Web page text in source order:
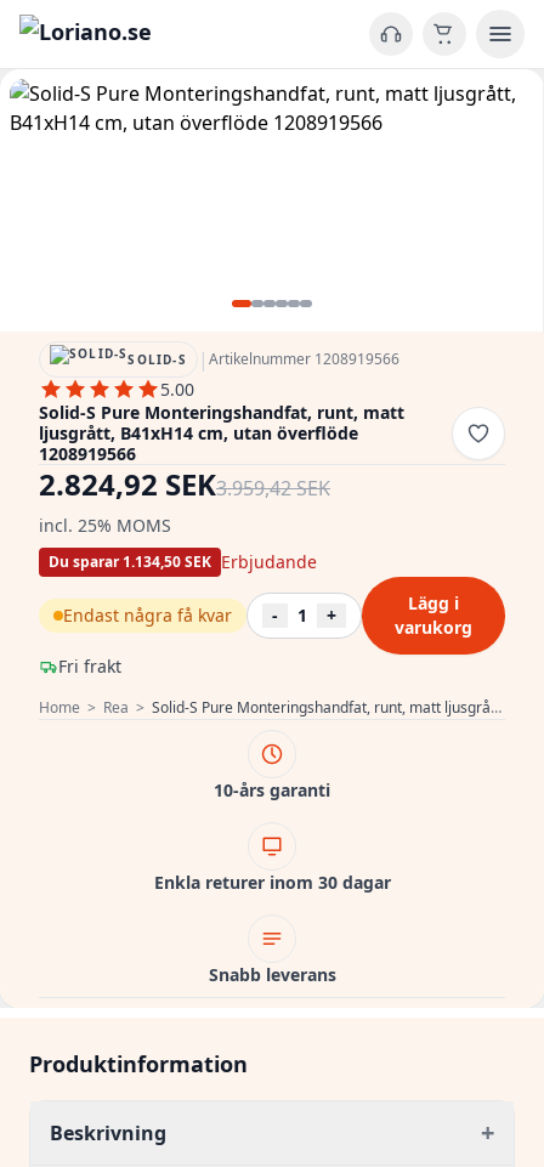
Home > Rea > Solid-S Pure Monteringshandfat, runt, matt ljusgrått, B41xH14 cm, utan överflöde 1208919566
SOLID-S | Artikelnummer 1208919566
5.00
Solid-S Pure Monteringshandfat, runt, matt
ljusgrått, B41xH14 cm, utan överflöde
1208919566
2.824,92 SEK3.959,42 SEK
incl. 25% MOMS
Du sparar 1.134,50 SEK Erbjudande
Fri frakt
Endast några få kvar - 1 +
Lägg i
varukorg
10-års garanti
Enkla returer inom 30 dagar
Snabb leverans
Produktinformation
Beskrivning +